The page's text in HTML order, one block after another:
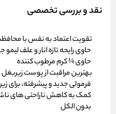
نقد و بررسی تخصصی
تقویت اعتماد به نفس با محافظت 48 ساعته در برابر
حاوی رایحه تازه انار و علف
حاوی ¼ کرم مرطوب کننده
بهترین مراقبت از پوست زیربغل
فرمولی جدید و پیشرفته، برای
کمک به کاهش ناراحتی‏ های
بدون الکل